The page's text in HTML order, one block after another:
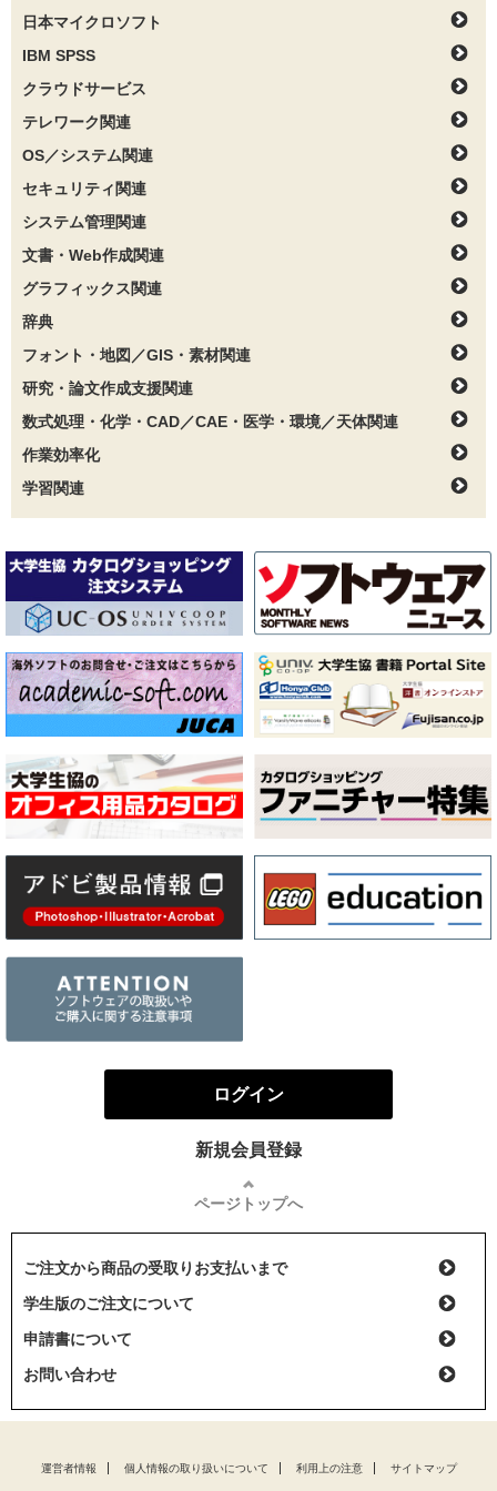
日本マイクロソフト
IBM SPSS
クラウドサービス
テレワーク関連
OS／システム関連
セキュリティ関連
システム管理関連
文書・Web作成関連
グラフィックス関連
辞典
フォント・地図／GIS・素材関連
研究・論文作成支援関連
数式処理・化学・CAD／CAE・医学・環境／天体関連
作業効率化
学習関連
ログイン
新規会員登録
ページトップへ
ご注文から商品の受取りお支払いまで
学生版のご注文について
申請書について
お問い合わせ
運営者情報 個人情報の取り扱いについて 利用上の注意 サイトマップ